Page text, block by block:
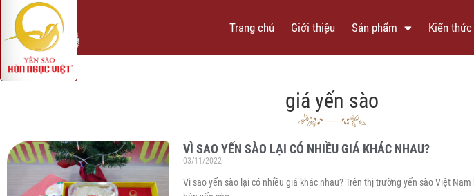
Trang chủ Giới thiệu Sản phẩm Kiến thức
giá yến sào
VÌ SAO YẾN SÀO LẠI CÓ NHIỀU GIÁ KHÁC NHAU?
03/11/2022
Vì sao yến sào lại có nhiều giá khác nhau? Trên thị trường yến sào Việt